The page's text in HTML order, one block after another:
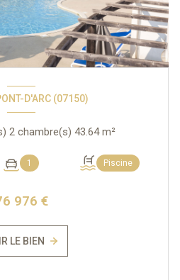
D'ARC (07150)
Duplex 3 pièce(s) 2 chambre(s) 43.64 m²
1 Piscine
976 €
LE BIEN